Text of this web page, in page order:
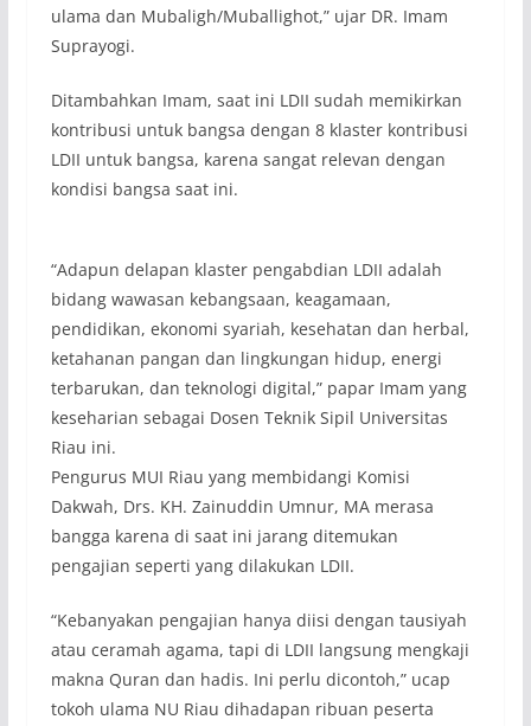
ulama dan Mubaligh/Muballighot,” ujar DR. Imam
Suprayogi.
Ditambahkan Imam, saat ini LDII sudah memikirkan
kontribusi untuk bangsa dengan 8 klaster kontribusi
LDII untuk bangsa, karena sangat relevan dengan
kondisi bangsa saat ini.
“Adapun delapan klaster pengabdian LDII adalah
bidang wawasan kebangsaan, keagamaan,
pendidikan, ekonomi syariah, kesehatan dan herbal,
ketahanan pangan dan lingkungan hidup, energi
terbarukan, dan teknologi digital,” papar Imam yang
keseharian sebagai Dosen Teknik Sipil Universitas
Riau ini.
Pengurus MUI Riau yang membidangi Komisi
Dakwah, Drs. KH. Zainuddin Umnur, MA merasa
bangga karena di saat ini jarang ditemukan
pengajian seperti yang dilakukan LDII.
“Kebanyakan pengajian hanya diisi dengan tausiyah
atau ceramah agama, tapi di LDII langsung mengkaji
makna Quran dan hadis. Ini perlu dicontoh,” ucap
tokoh ulama NU Riau dihadapan ribuan peserta